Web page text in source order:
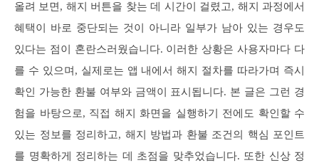
올려 보면, 해지 버튼을 찾는 데 시간이 걸렸고, 해지 과정에서
혜택이 바로 중단되는 것이 아니라 일부가 남아 있는 경우도
있다는 점이 혼란스러웠습니다. 이러한 상황은 사용자마다 다
를 수 있으며, 실제로는 앱 내에서 해지 절차를 따라가며 즉시
확인 가능한 환불 여부와 금액이 표시됩니다. 본 글은 그런 경
험을 바탕으로, 직접 해지 화면을 실행하기 전에도 확인할 수
있는 정보를 정리하고, 해지 방법과 환불 조건의 핵심 포인트
를 명확하게 정리하는 데 초점을 맞추었습니다. 또한 신상 정